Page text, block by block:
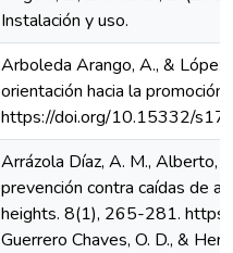
Instalación y uso.
Arboleda Arango, A., & López
orientación hacia la
https://doi.org/10.15332/
Arrázola Díaz, A. M., Alberto,
prevención contra caídas de
heights. 8(1), 265-281.
Guerrero Chaves, O. D., &